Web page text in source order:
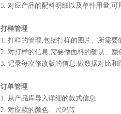
5. 对应产品的配料明细以及单件用量,
打样管理
1. 打样的管理,包括打样的图片、所需
2. 对打样的信息,需要做面料的确认、
3. 记录每次修改版的信息,做数据对比和
订单管理
1. 从产品库导入详细的款式信息
2. 对应款的颜色、尺码等